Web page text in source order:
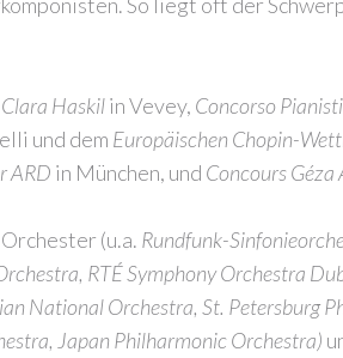
Haskilin Vevey, Concorso
und dem Europäischen Chopin-
ARD in München, und Concours Géza
(u.a. Rundfunk-
RTÉ Symphony Orchestra
National Orchestra, St. Petersburg
Japan Philharmonic Orchestra)